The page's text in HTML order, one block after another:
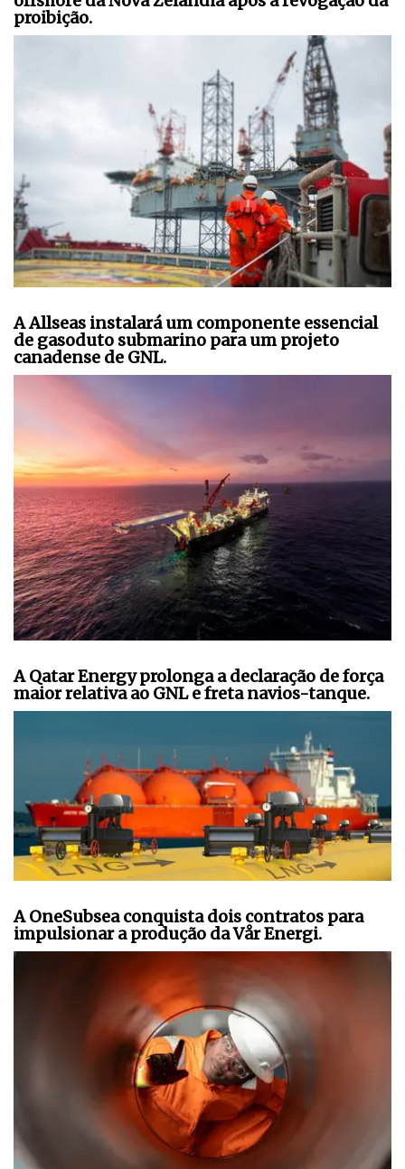
proibição.
A Allseas instalará um componente essencial
de gasoduto submarino para um projeto
canadense de GNL.
A Qatar Energy prolonga a declaração de força
maior relativa ao GNL e freta navios-tanque.
A OneSubsea conquista dois contratos para
impulsionar a produção da Vår Energi.